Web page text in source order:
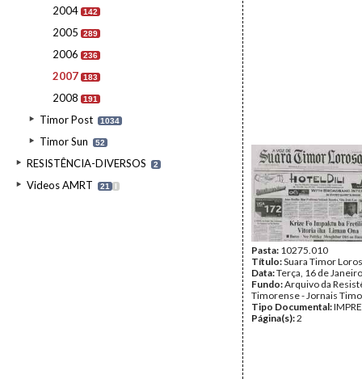
2004 142
2005 289
2006 236
2007 183
2008 191
Timor Post 1034
Timor Sun 52
RESISTÊNCIA-DIVERSOS 2
Videos AMRT 21 I
Pasta: 10275.010
Título:Suara Timor
Data:Terça, 16 de
Fundo:Arquivo da
Timorense - Jornais
Tipo Documental:
Página(s):2